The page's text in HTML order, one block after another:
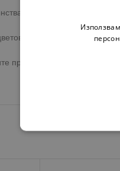
които търсят бърз
При поръчка молим
принадлежности с този